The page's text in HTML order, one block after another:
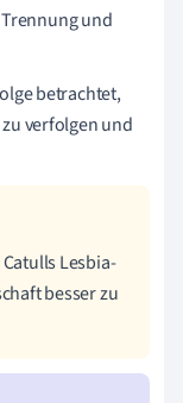
und
betrachtet,
verfolgen und
Lesbia-
besser zu